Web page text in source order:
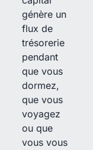
génère un
flux de
trésorerie
pendant
que vous
dormez,
que vous
voyagez
ou que
vous vous